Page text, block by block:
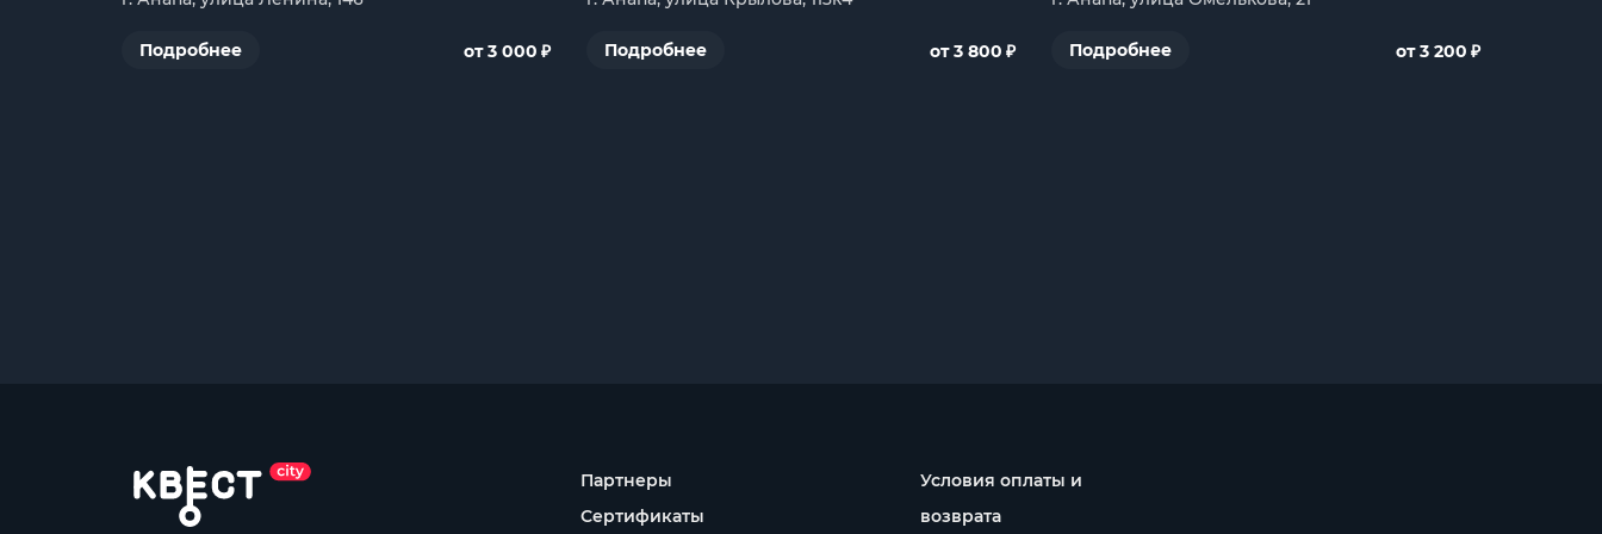
Подробнее от 3 000 ₽ Подробнее от 3 800 ₽ Подробнее от 3 200 ₽
Партнеры
Сертификаты
Условия оплаты и
возврата